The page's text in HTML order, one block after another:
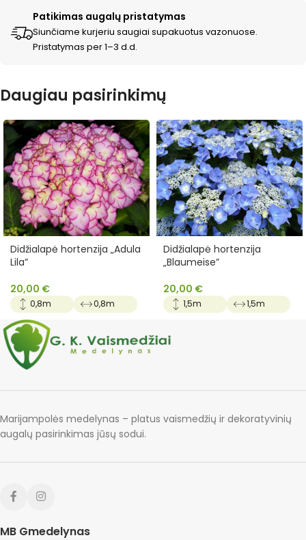
Patikimas augalų pristatymas
Siunčiame kurjeriu saugiai supakuotus vazonuose.
Pristatymas per 1–3 d.d.
Daugiau pasirinkimų
Didžialapė hortenzija „Adula
Lila”
20,00 €
0,8m 0,8m
Didžialapė hortenzija
„Blaumeise”
20,00 €
1,5m 1,5m
Marijampolės medelynas – platus vaismedžių ir dekoratyvinių
augalų pasirinkimas jūsų sodui.
MB Gmedelynas